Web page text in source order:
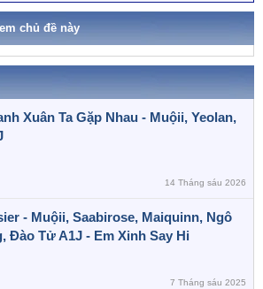
chủ đề này
Xuân Ta Gặp Nhau - Muộii, Yeolan,
14 Tháng sáu 2026
- Muộii, Saabirose, Maiquinn, Ngô
Đào Tử A1J - Em Xinh Say Hi
7 Tháng sáu 2025